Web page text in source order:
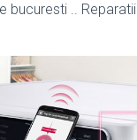
bucuresti .. Reparatii